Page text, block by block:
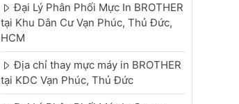
Đại Lý Phân Phối Mực In BROTHER
tại Khu Dân Cư Vạn Phúc, Thủ Đức,
HCM
Địa chỉ thay mực máy in BROTHER
tại KDC Vạn Phúc, Thủ Đức